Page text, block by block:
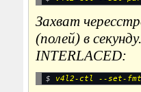
Захват
(полей) в
INTERLACED:
$